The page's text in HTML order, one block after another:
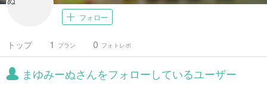
フォロー
トップ プラン
1 フォトレポ
0
まゆみーぬさんをフォローしているユーザー